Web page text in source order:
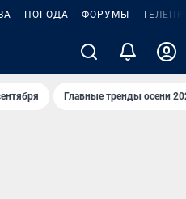
ПОГОДА ФОРУМЫ
Главные тренды осени